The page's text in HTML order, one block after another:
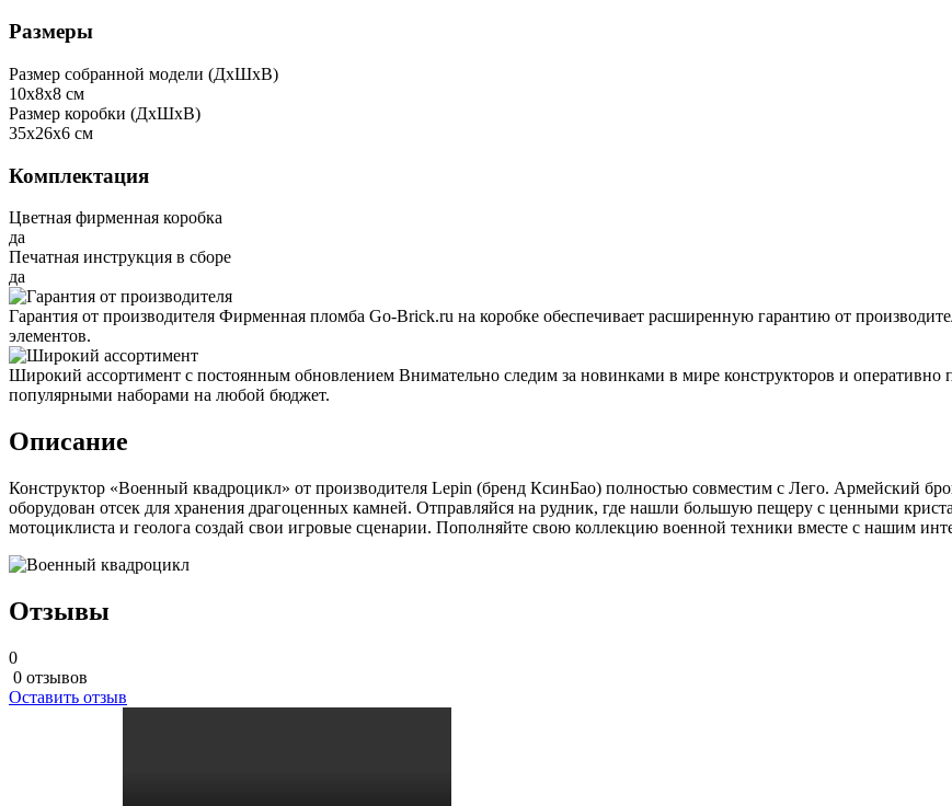
Размеры
Размер собранной модели (ДxШxВ)
10x8x8 см
Размер коробки (ДxШxВ)
35x26x6 см
Комплектация
Цветная фирменная коробка
да
Печатная инструкция в сборе
да
Гарантия от производителя Фирменная пломба Go-Brick.ru на коробке обеспечивает расширенную гарантию от
элементов.
Широкий ассортимент с постоянным обновлением Внимательно следим за новинками в мире конструкторов и оперативно
популярными наборами на любой бюджет.
Описание
Конструктор «Военный квадроцикл» от производителя Lepin (бренд КсинБао) полностью совместим с Лего. Армейский
оборудован отсек для хранения драгоценных камней. Отправляйся на рудник, где нашли большую пещеру с ценными
мотоциклиста и геолога создай свои игровые сценарии. Пополняйте свою коллекцию военной техники вместе с нашим
Отзывы
0
0 отзывов
Оставить отзыв